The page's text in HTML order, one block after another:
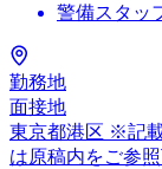
警備スタッ
勤務地
面接地
東京都港区 ※記
は原稿内をご参